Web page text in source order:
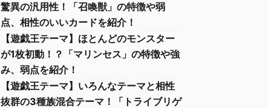
驚異の汎用性！「召喚獣」の特徴や弱
点、相性のいいカードを紹介！
【遊戯王テーマ】ほとんどのモンスター
が1枚初動！？「マリンセス」の特徴や強
み、弱点を紹介！
【遊戯王テーマ】いろんなテーマと相性
抜群の3種族混合テーマ！「トライブリゲ